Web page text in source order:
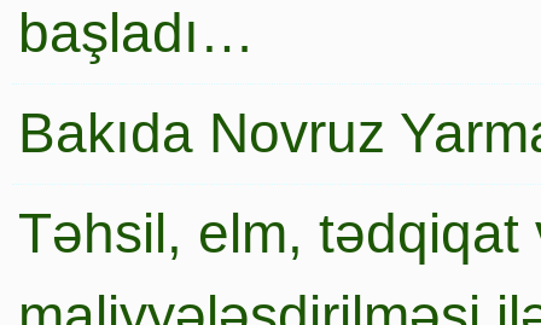
başladı…
Bakıda Novruz
Təhsil, elm,